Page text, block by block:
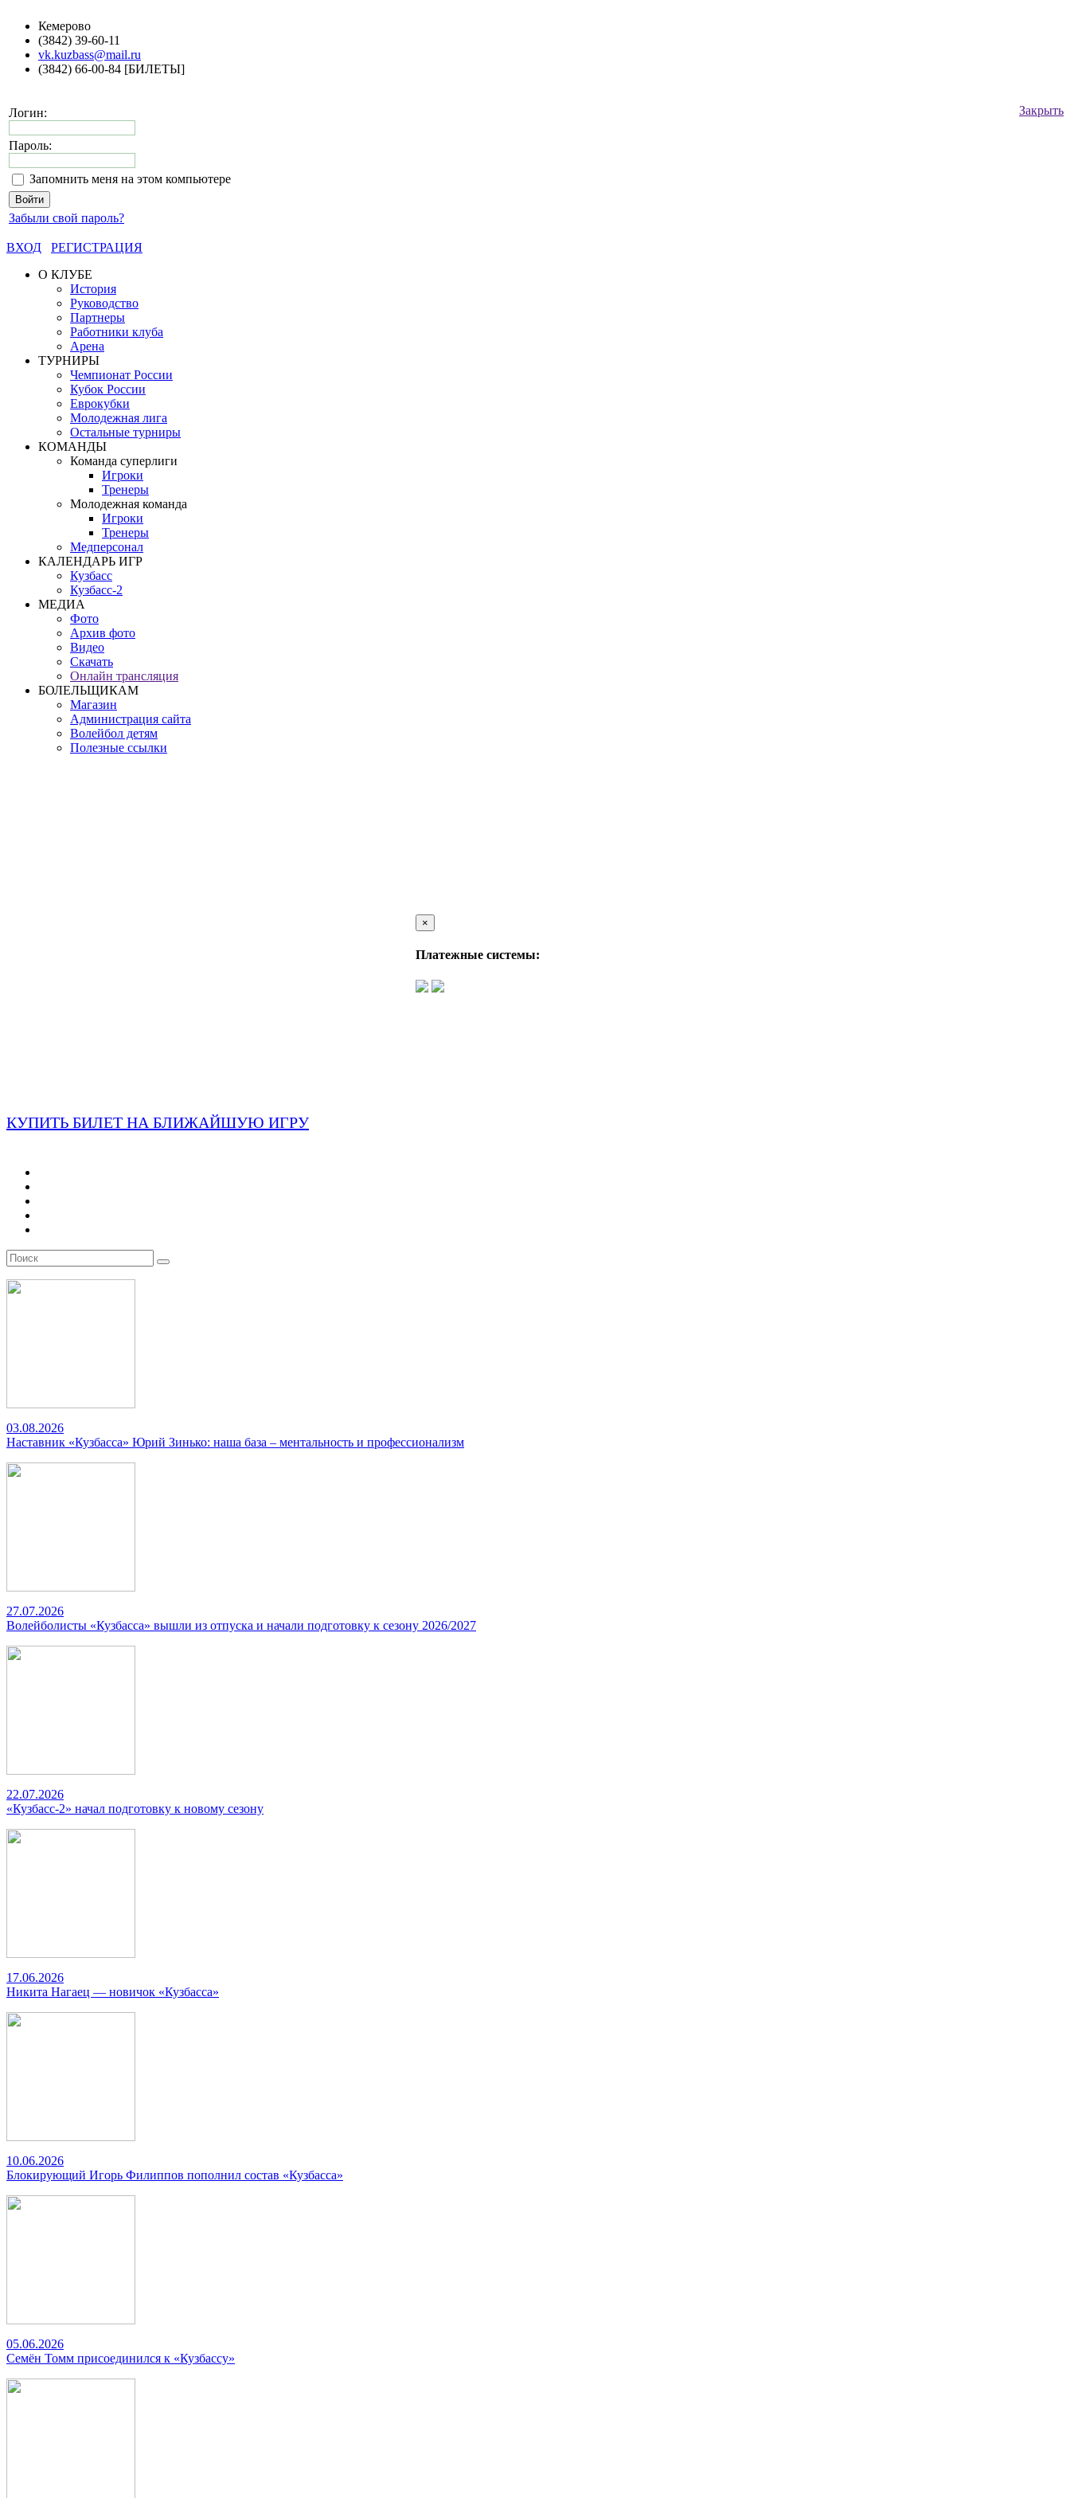
Кемерово
(3842) 39-60-11
vk.kuzbass@mail.ru
(3842) 66-00-84 [БИЛЕТЫ]
Закрыть
Логин:
Пароль:
Запомнить меня на этом компьютере
Забыли свой пароль?
ВХОД
РЕГИСТРАЦИЯ
О КЛУБЕ
История
Руководство
Партнеры
Работники клуба
Арена
ТУРНИРЫ
Чемпионат России
Кубок России
Еврокубки
Молодежная лига
Остальные турниры
КОМАНДЫ
Команда суперлиги
Игроки
Тренеры
Молодежная команда
Игроки
Тренеры
Медперсонал
КАЛЕНДАРЬ ИГР
Кузбасс
Кузбасс-2
МЕДИА
Фото
Архив фото
Видео
Скачать
Онлайн трансляция
БОЛЕЛЬЩИКАМ
Магазин
Администрация сайта
Волейбол детям
Полезные ссылки
×
Платежные системы:
КУПИТЬ БИЛЕТ НА БЛИЖАЙШУЮ ИГРУ
03.08.2026
Наставник «Кузбасса» Юрий Зинько: наша база – ментальность и профессионализм
27.07.2026
Волейболисты «Кузбасса» вышли из отпуска и начали подготовку к сезону 2026/2027
22.07.2026
«Кузбасс-2» начал подготовку к новому сезону
17.06.2026
Никита Нагаец — новичок «Кузбасса»
10.06.2026
Блокирующий Игорь Филиппов пополнил состав «Кузбасса»
05.06.2026
Семён Томм присоединился к «Кузбассу»